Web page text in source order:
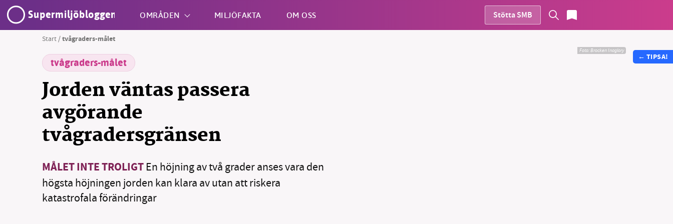
Supermiljöbloggen OMRÅDEN MILJÖFAKTA OM OSS Stötta SMB
Shift + S
Start /tvågraders-målet
tvågraders-målet
Jorden väntas passera
avgörande
tvågradersgränsen
MÅLET INTE TROLIGT En höjning av två grader anses vara den
högsta höjningen jorden kan klara av utan att riskera
katastrofala förändringar
Foto:Brocken Inaglory
← TIPSA!
nyhetsbevakning och granskningar. Nu vill vi utveckla vårt arbete –
och vi hoppas att du vill hjälpa oss.